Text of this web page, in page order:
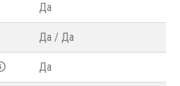
Да
Да / Да
Да